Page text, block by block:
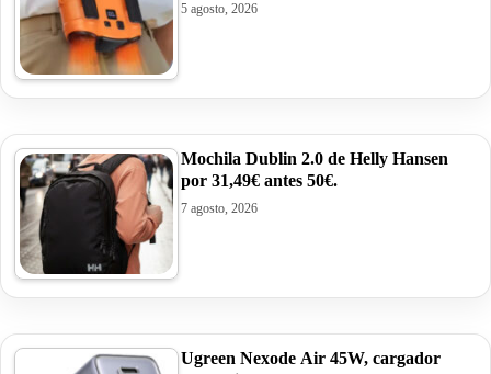
5 agosto, 2026
Mochila Dublin 2.0 de Helly Hansen
por 31,49€ antes 50€.
7 agosto, 2026
Ugreen Nexode Air 45W, cargador